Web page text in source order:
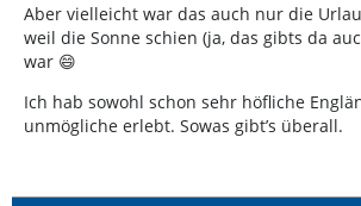
Aber vielleicht war das auch nur die
weil die Sonne schien (ja, das gibts da
war 😄
Ich hab sowohl schon sehr höfliche
unmögliche erlebt. Sowas gibt’s überall.